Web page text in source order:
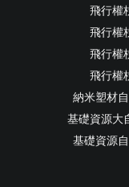
飛行權
飛行權
飛行權
飛行權
納米塑材
基礎資源大
基礎資源